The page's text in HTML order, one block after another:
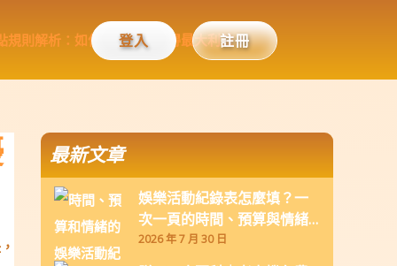
註冊
登入
最新文章
娛樂活動紀錄表怎麼填？一
次一頁的時間、預算與情緒
回顧範本
2026 年 7 月 30 日